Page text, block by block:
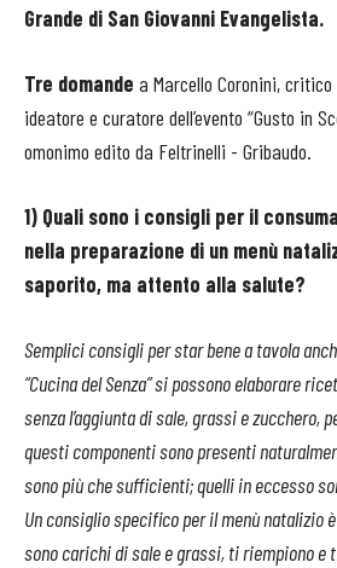
Grande di San Giovanni Evangelista.
Tre domande a Marcello Coronini,
ideatore e curatore dell’evento “Gusto in
omonimo edito da Feltrinelli - Gribaudo.
1) Quali sono i consigli per il
nella preparazione di un menù
saporito, ma attento alla salute?
Semplici consigli per star bene a tavola
“Cucina del Senza” si possono elaborare
senza l’aggiunta di sale, grassi e zucchero,
questi componenti sono presenti
sono più che sufficienti; quelli in eccesso
Un consiglio specifico per il menù natalizio
sono carichi di sale e grassi, ti riempiono e